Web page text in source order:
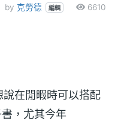
by 克勞德 編輯 6610
在閒暇時可以搭配
，尤其今年